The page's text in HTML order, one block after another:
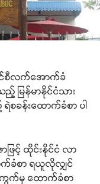
ာင်စီလက်အောက်ခံ
မြန်မာနိုင်ငံသား
စခန်းထောက်ခံစာ ပါ
ဖြင့် ထိုင်းနိုင်ငံ လာ
က်ခံစာ ရယူလိုလျှင်
ကွက်မှ ထောက်ခံစာ